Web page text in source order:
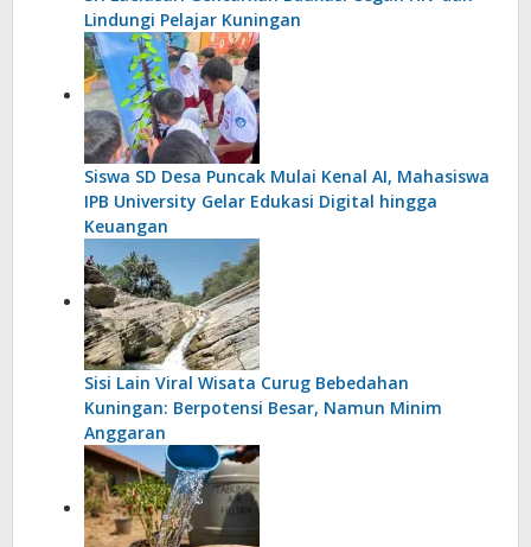
Lindungi Pelajar Kuningan
Siswa SD Desa Puncak Mulai Kenal AI, Mahasiswa
IPB University Gelar Edukasi Digital hingga
Keuangan
Sisi Lain Viral Wisata Curug Bebedahan
Kuningan: Berpotensi Besar, Namun Minim
Anggaran